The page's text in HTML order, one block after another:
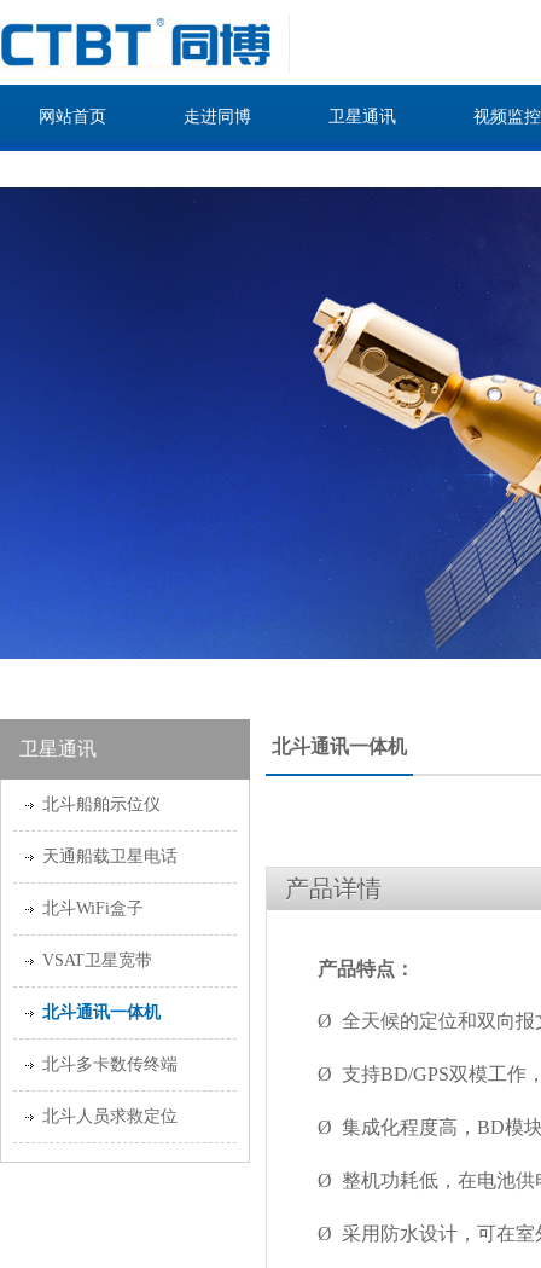
网站首页 走进同博 卫星通讯 视频监控
卫星通讯
北斗船舶示位仪
天通船载卫星电话
北斗WiFi盒子
VSAT卫星宽带
北斗通讯一体机
北斗多卡数传终端
北斗人员求救定位
北斗通讯一体机
产品详情
产品特点：
Ø 全天候的定位和双向报
Ø 支持BD/GPS双模工作
Ø 集成化程度高， BD模
Ø 整机功耗低，在电池
Ø 采用防水设计，可在室